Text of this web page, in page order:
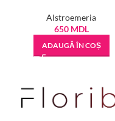
Alstroemeria
650 MDL
ADAUGĂ ÎN COȘ